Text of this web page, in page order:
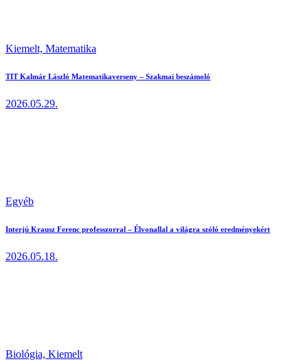
Kiemelt, Matematika
TIT Kalmár László Matematikaverseny – Szakmai beszámoló
2026.05.29.
Egyéb
Interjú Krausz Ferenc professzorral – Élvonallal a világra szóló eredményekért
2026.05.18.
Biológia, Kiemelt